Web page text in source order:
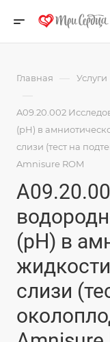
Главная — Услуги
—
A09.20.002
(pH) в
слизи (тест на
Amnisure ROM
(pH) в
слизи